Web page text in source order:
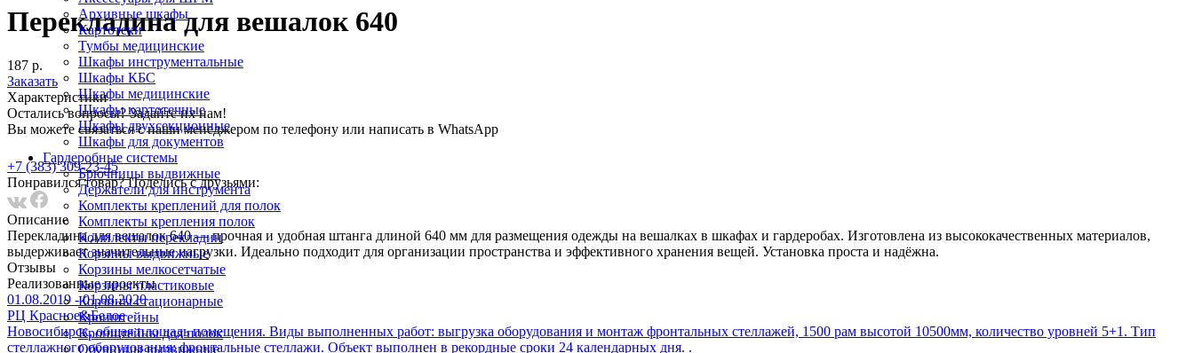
Архивные шкафы
Картотеки
Тумбы медицинские
Шкафы инструментальные
Шкафы КБС
Шкафы медицинские
Шкафы картотечные
Шкафы двухсекционные
Шкафы для документов
Гардеробные системы
Брючницы выдвижные
Держатели для инструмента
Комплекты креплений для полок
Комплекты крепления полок
Комплекты перекладин
Корзины выдвижные
Корзины мелкосетчатые
Корзины пластиковые
Корзины стационарные
Кронштейны
Кронштейны для полок
Обувницы выдвижные
Перекладина для вешалок 640
187 р.
Заказать
Характеристики
Остались вопросы? Задайте их нам!
Вы можете связаться с наши менеджером по телефону или написать в WhatsApp
+7 (383) 309-23-45
Понравился товар? Поделись с друзьями:
Описание
Перекладина для вешалок 640 — прочная и удобная штанга длиной 640 мм для размещения одежды на вешалках в шкафах и гардеробах. Изготовлена из высококачественных материалов,
выдерживает значительные нагрузки. Идеально подходит для организации пространства и эффективного хранения вещей. Установка проста и надёжна.
Отзывы
Реализованныe проекты
01.08.2019 - 01.08.2020
РЦ Красное&Белое
Новосибирск, общая площадь помещения. Виды выполненных работ: выгрузка оборудования и монтаж фронтальных стеллажей, 1500 рам высотой 10500мм, количество уровней 5+1. Тип
стеллажного оборудования: фронтальные стеллажи. Объект выполнен в рекордные сроки 24 календарных дня. .